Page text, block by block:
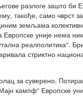
разлоге зашто би
такође, само чврст
земљама
Европске уније нема
реалполитика“.
стриктно
за суверено.
кампф“ Европске